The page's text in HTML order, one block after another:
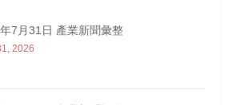
7月31日 產業新聞彙整
2026